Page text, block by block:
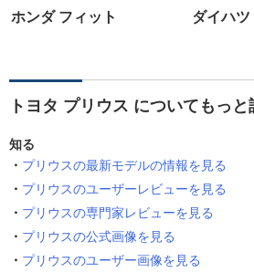
ホンダ フィット ダイハツ
トヨタ プリウス についてもっと
知る
プリウスの最新モデルの情報を見る
プリウスのユーザーレビューを見る
プリウスの専門家レビューを見る
プリウスの公式画像を見る
プリウスのユーザー画像を見る